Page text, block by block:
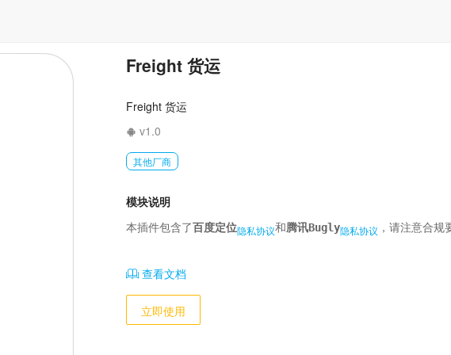
Freight 货运
Freight 货运
v1.0
其他厂商
模块说明
本插件包含了百度定位隐私协议和腾讯Bugly隐私协议 ，请注意合规
查看文档
立即使用